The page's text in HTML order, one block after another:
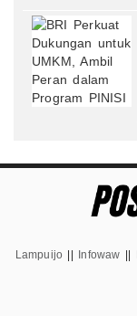
Lampuijo
Infowaw